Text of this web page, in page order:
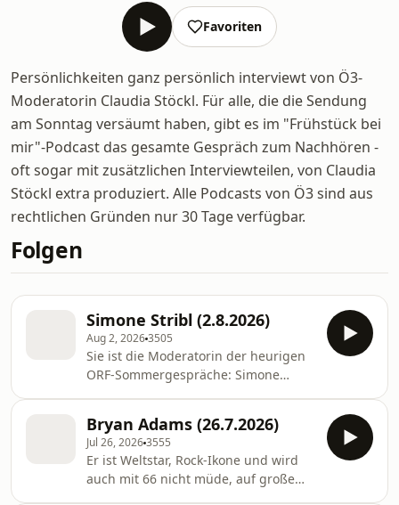
Favoriten
Persönlichkeiten ganz persönlich interviewt von Ö3-
Moderatorin Claudia Stöckl. Für alle, die die Sendung
am Sonntag versäumt haben, gibt es im "Frühstück bei
mir"-Podcast das gesamte Gespräch zum Nachhören -
oft sogar mit zusätzlichen Interviewteilen, von Claudia
Stöckl extra produziert. Alle Podcasts von Ö3 sind aus
rechtlichen Gründen nur 30 Tage verfügbar.
Folgen
Simone Stribl (2.8.2026)
Aug 2, 20263505
Sie ist die Moderatorin der heurigen
ORF-Sommergespräche: Simone
Oberösterreicherin hat für "Frühstück
bei mir" nach Hause geladen, in ihre
Zweizimmerwohnung in Wien-
Landstraße. Bei selbstgemachter
Bryan Adams (26.7.2026)
Jul 26, 20263555
Er ist Weltstar, Rock-Ikone und wird
auch mit 66 nicht müde, auf große